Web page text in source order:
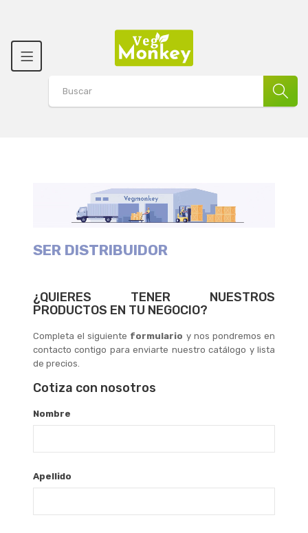
SER DISTRIBUIDOR
¿QUIERES TENER NUESTROS
PRODUCTOS EN TU NEGOCIO?
Completa el siguiente formulario y nos pondremos en
contacto contigo para enviarte nuestro catálogo y lista
de precios.
Cotiza con nosotros
Nombre
Apellido